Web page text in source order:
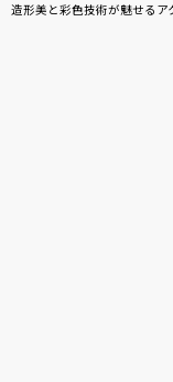
造形美と彩色技術が魅せるア